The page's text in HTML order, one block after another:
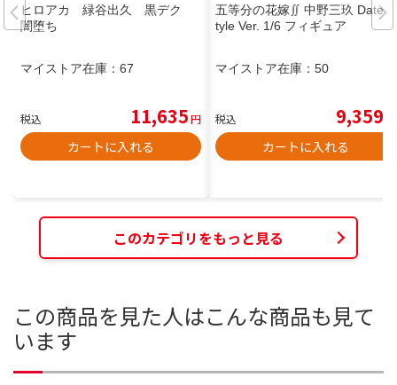
ヒロアカ 緑谷出久 黒デク
闇堕ち
マイストア在庫： 67
税込 11,635円
カートに入れる
五等分の花嫁∬ 中野三玖 Date S
tyle Ver. 1/6 フィギュア
マイストア在庫： 50
税込 9,359
カートに入れる
このカテゴリをもっと見る
この商品を見た人はこんな商品も見て
います